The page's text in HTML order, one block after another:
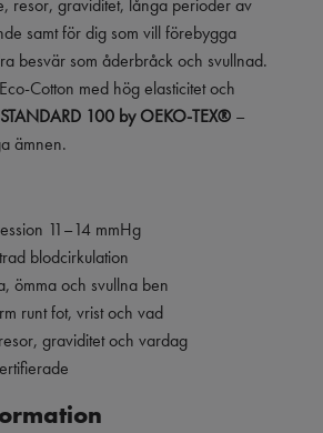
resor, graviditet, långa perioder av
samt för dig som vill förebygga
besvär som åderbråck och svullnad.
Cotton med hög elasticitet och
STANDARD 100 by OEKO-TEX® –
ämnen.
11–14 mmHg
blodcirkulation
ömma och svullna ben
runt fot, vrist och vad
graviditet och vardag